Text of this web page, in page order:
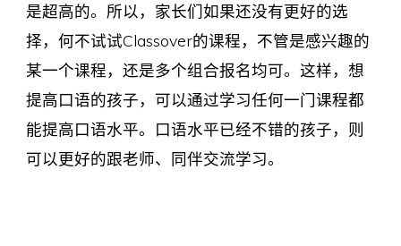
是超高的。所以，家长们如果还没有更好的选
择，何不试试Classover的课程，不管是感兴趣的
某一个课程，还是多个组合报名均可。这样，想
提高口语的孩子，可以通过学习任何一门课程都
能提高口语水平。口语水平已经不错的孩子，则
可以更好的跟老师、同伴交流学习。